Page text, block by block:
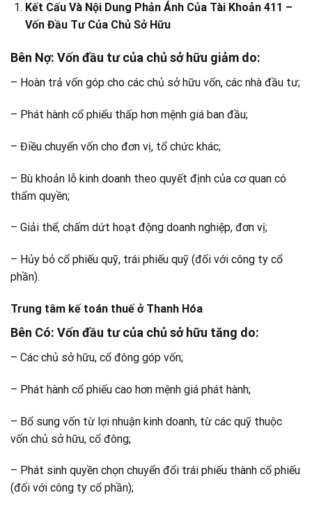
Kết Cấu Và Nội Dung Phản Ánh Của Tài Khoản 411 –
Vốn Đầu Tư Của Chủ Sở Hữu
Bên Nợ: Vốn đầu tư của chủ sở hữu giảm do:
– Hoàn trả vốn góp cho các chủ sở hữu vốn, các nhà đầu tư;
– Phát hành cổ phiếu thấp hơn mệnh giá ban đầu;
– Điều chuyển vốn cho đơn vị, tổ chức khác;
– Bù khoản lỗ kinh doanh theo quyết định của cơ quan có
thẩm quyền;
– Giải thể, chấm dứt hoạt động doanh nghiệp, đơn vị;
– Hủy bỏ cổ phiếu quỹ, trái phiếu quỹ (đối với công ty cổ
phần).
Trung tâm kế toán thuế ở Thanh Hóa
Bên Có: Vốn đầu tư của chủ sở hữu tăng do:
– Các chủ sở hữu, cổ đông góp vốn;
– Phát hành cổ phiếu cao hơn mệnh giá phát hành;
– Bổ sung vốn từ lợi nhuận kinh doanh, từ các quỹ thuộc
vốn chủ sở hữu, cổ đông;
– Phát sinh quyền chọn chuyển đổi trái phiếu thành cổ phiếu
(đối với công ty cổ phần);